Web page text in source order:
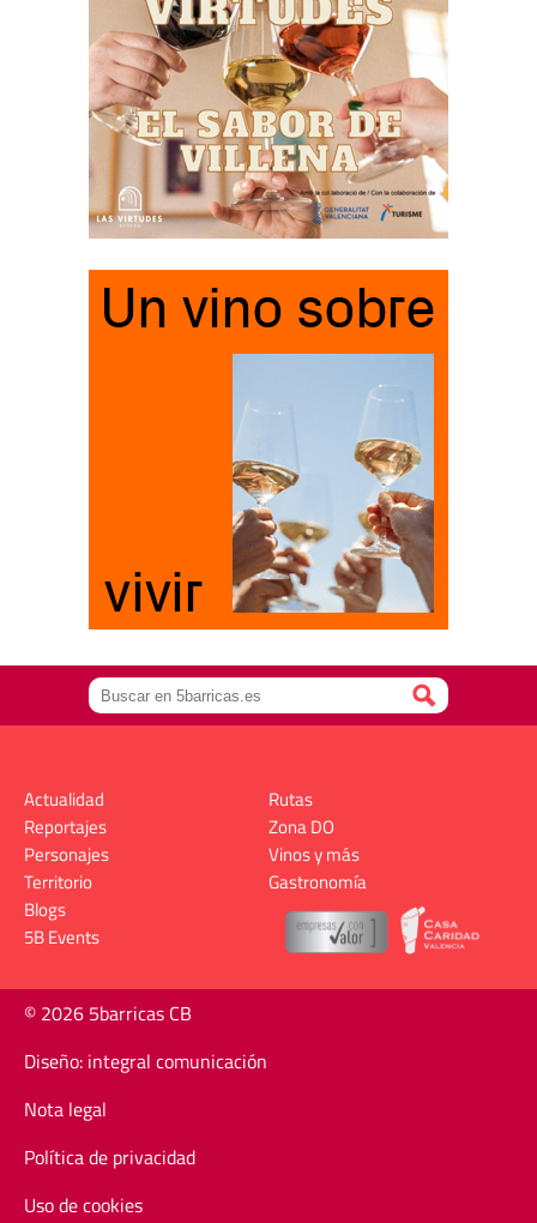
Actualidad
Reportajes
Personajes
Territorio
Rutas
Zona DO
Vinos y más
Gastronomía
Blogs
5B Events
© 2026 5barricas CB
Diseño: integral comunicación
Nota legal
Política de privacidad
Uso de cookies